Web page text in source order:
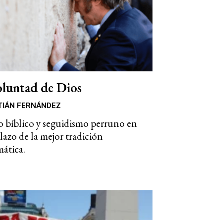
de Dios
FERNÁNDEZ
bíblico y seguidismo perruno en
de la mejor tradición